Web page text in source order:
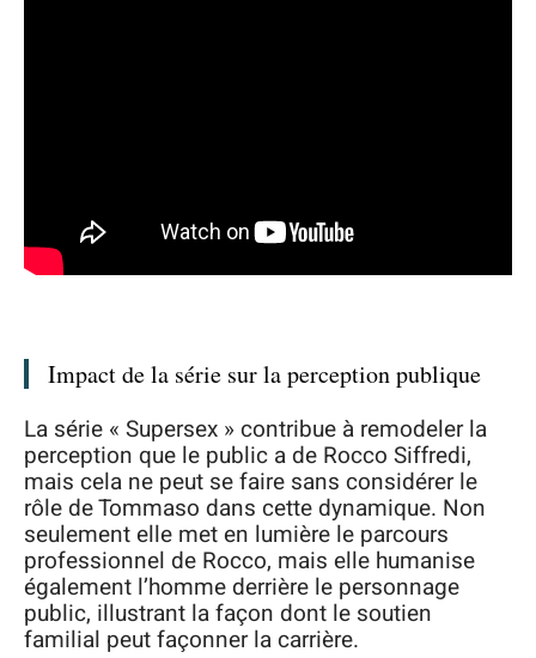
Impact de la série sur la perception publique
La série « Supersex » contribue à remodeler la
perception que le public a de Rocco Siffredi,
mais cela ne peut se faire sans considérer le
rôle de Tommaso dans cette dynamique. Non
seulement elle met en lumière le parcours
professionnel de Rocco, mais elle humanise
également l’homme derrière le personnage
public, illustrant la façon dont le soutien
familial peut façonner la carrière.